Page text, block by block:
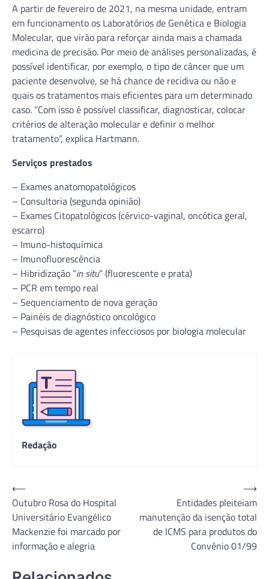
A partir de fevereiro de 2021, na mesma unidade, entram
em funcionamento os Laboratórios de Genética e Biologia
Molecular, que virão para reforçar ainda mais a chamada
medicina de precisão. Por meio de análises personalizadas, é
possível identificar, por exemplo, o tipo de câncer que um
paciente desenvolve, se há chance de recidivaou não e
quais os tratamentos mais eficientes para um determinado
caso. “Com isso é possível classificar, diagnosticar, colocar
critérios de alteração molecular e definir o melhor
tratamento”, explica Hartmann.
Serviços prestados
– Exames anatomopatológicos
– Consultoria (segunda opinião)
– Exames Citopatológicos (cérvico-vaginal, oncótica geral,
escarro)
– Imuno-histoquímica
– Imunofluorescência
– Hibridização “in situ” (fluorescente e prata)
– PCR em tempo real
– Sequenciamento de nova geração
– Painéis de diagnóstico oncológico
– Pesquisas de agentes infecciosos por biologia molecular
Redação
Navegação
de
Post
⟵
Outubro Rosa do Hospital
Universitário Evangélico
Mackenzie foi marcado por
informação e alegria
Entidades pleiteiam
manutenção da isenção total
de ICMS para produtos do
Convênio 01/99
⟶